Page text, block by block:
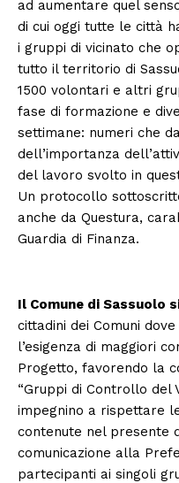
ad aumentare quel
di cui oggi tutte le città
i gruppi di vicinato che
tutto il territorio di
1500 volontari e altri
fase di formazione e
settimane: numeri che
dell’importanza
del lavoro svolto in
Un protocollo
anche da Questura,
Guardia di Finanza.
Il Comune di Sassuolo
cittadini dei Comuni
l’esigenza di maggiori
Progetto, favorendo la
“Gruppi di Controllo del
impegnino a rispettare
contenute nel presente
comunicazione alla
partecipanti ai singoli